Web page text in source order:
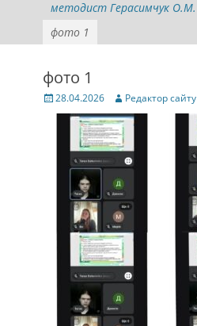
методист Герасимчук О.М.
фото 1
фото 1
Posted
28.04.2026 Author
Редактор сайту